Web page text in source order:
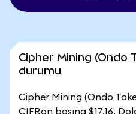
Cipher Mining (Ondo
durumu
Cipher Mining (Ondo
CIFRon başına $17,16.